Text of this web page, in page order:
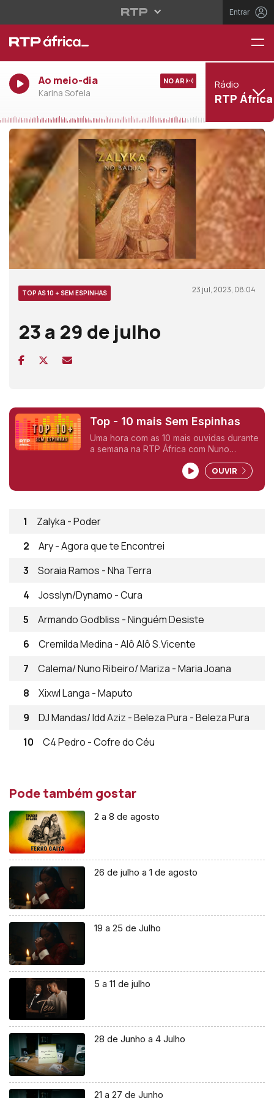
Entrar
Ao meio-dia
Karina Sofela
NO AR Rádio
RTP África
TOP AS 10 + SEM ESPINHAS 23 jul, 2023, 08:04
23 a 29 de julho
Top - 10 mais Sem Espinhas
Uma hora com as 10 mais ouvidas durante
a semana na RTP África com Nuno
OUVIR
1
Zalyka - Poder
2
Ary - Agora que te Encontrei
3
Soraia Ramos - Nha Terra
4
Josslyn/Dynamo - Cura
5
Armando Godbliss - Ninguém Desiste
6
Cremilda Medina - Alô Alô S.Vicente
7
Calema/ Nuno Ribeiro/ Mariza - Maria Joana
8
Xixwl Langa - Maputo
9
DJ Mandas/ Idd Aziz - Beleza Pura - Beleza Pura
10
C4 Pedro - Cofre do Céu
Pode também gostar
2 a 8 de agosto
26 de julho a 1 de agosto
19 a 25 de Julho
5 a 11 de julho
28 de Junho a 4 Julho
21 a 27 de Junho